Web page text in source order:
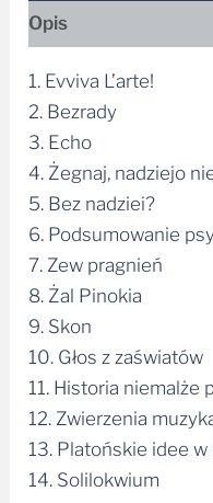
Opis
1. Evviva L’arte!
2. Bezrady
3. Echo
4. Żegnaj, nadziejo
5. Bez nadziei?
6. Podsumowanie
7. Zew pragnień
8. Żal Pinokia
9. Skon
10. Głos z zaświatów
11. Historia niemalże
12. Zwierzenia
13. Platońskie idee
14. Solilokwium